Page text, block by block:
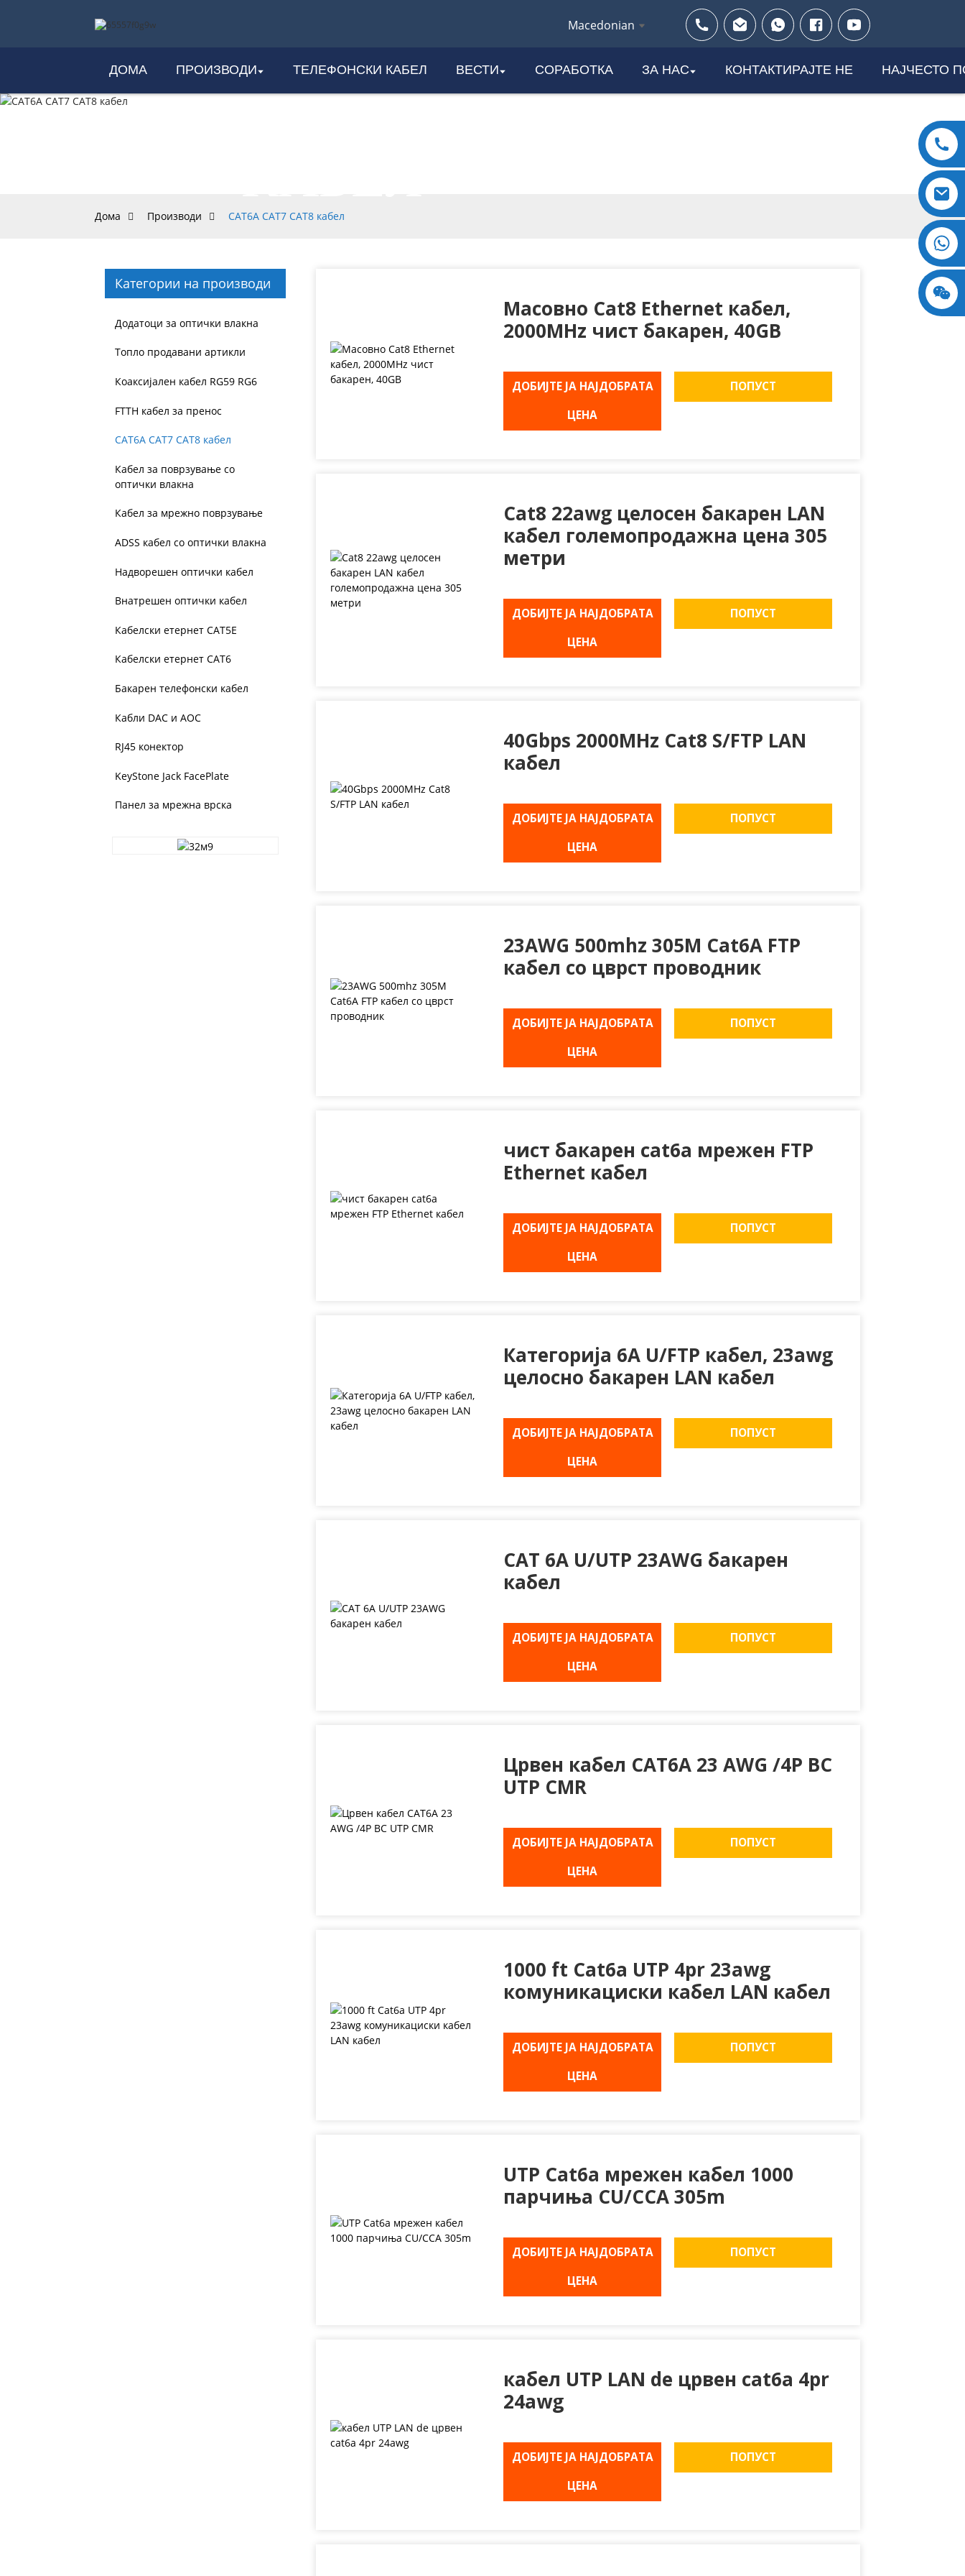
Macedonian
ДОМА ПРОИЗВОДИ ТЕЛЕФОНСКИ КАБЕЛ ВЕСТИ СОРАБОТКА ЗА НАС КОНТАКТИРАЈТЕ НЕ НАЈЧЕСТО
CAT6A CAT7 CAT8
Дома Производи CAT6A CAT7 CAT8 кабел
Категории на производи
Додатоци за оптички влакна
Топло продавани артикли
Коаксијален кабел RG59 RG6
FTTH кабел за пренос
CAT6A CAT7 CAT8 кабел
Кабел за поврзување со
оптички влакна
Кабел за мрежно поврзување
ADSS кабел со оптички влакна
Надворешен оптички кабел
Внатрешен оптички кабел
Кабелски етернет CAT5E
Кабелски етернет CAT6
Бакарен телефонски кабел
Кабли DAC и AOC
RJ45 конектор
KeyStone Jack FacePlate
Панел за мрежна врска
Масовно Cat8 Ethernet кабел,
2000MHz чист бакарен, 40GB
ДОБИЈТЕ ЈА НАЈДОБРАТА
ЦЕНА
ПОПУСТ
Cat8 22awg целосен бакарен LAN
кабел големопродажна цена 305
метри
ДОБИЈТЕ ЈА НАЈДОБРАТА
ЦЕНА
ПОПУСТ
40Gbps 2000MHz Cat8 S/FTP LAN
кабел
ДОБИЈТЕ ЈА НАЈДОБРАТА
ЦЕНА
ПОПУСТ
23AWG 500mhz 305M Cat6A FTP
кабел со цврст проводник
ДОБИЈТЕ ЈА НАЈДОБРАТА
ЦЕНА
ПОПУСТ
чист бакарен cat6a мрежен FTP
Ethernet кабел
ДОБИЈТЕ ЈА НАЈДОБРАТА
ЦЕНА
ПОПУСТ
Категорија 6A U/FTP кабел, 23awg
целосно бакарен LAN кабел
ДОБИЈТЕ ЈА НАЈДОБРАТА
ЦЕНА
ПОПУСТ
CAT 6A U/UTP 23AWG бакарен
кабел
ДОБИЈТЕ ЈА НАЈДОБРАТА
ЦЕНА
ПОПУСТ
Црвен кабел CAT6A 23 AWG /4P BC
UTP CMR
ДОБИЈТЕ ЈА НАЈДОБРАТА
ЦЕНА
ПОПУСТ
1000 ft Cat6a UTP 4pr 23awg
комуникациски кабел LAN кабел
ДОБИЈТЕ ЈА НАЈДОБРАТА
ЦЕНА
ПОПУСТ
UTP Cat6a мрежен кабел 1000
парчиња CU/CCA 305m
ДОБИЈТЕ ЈА НАЈДОБРАТА
ЦЕНА
ПОПУСТ
кабел UTP LAN de црвен cat6a 4pr
24awg
ДОБИЈТЕ ЈА НАЈДОБРАТА
ЦЕНА
ПОПУСТ